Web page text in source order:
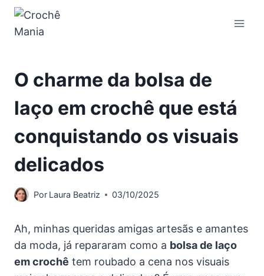
Pular
O charme da bolsa de
laço em crochê que está
conquistando os visuais
delicados
Por Laura Beatriz 03/10/2025
Ah, minhas queridas amigas artesãs e amantes
da moda, já repararam como a bolsa de laço
em crochê tem roubado a cena nos visuais